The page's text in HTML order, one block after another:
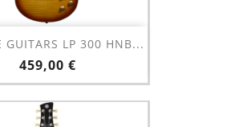
GUITARS LP 300 HNB...
Prix
459,00 €